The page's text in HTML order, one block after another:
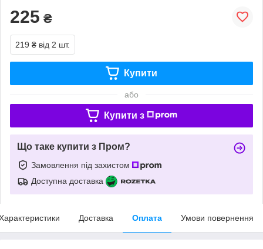
225 ₴
219 ₴ від 2 шт.
Купити
або
Купити з
Що таке купити з Пром?
Замовлення під захистом
Доступна доставка
Доставка Оплата Умови повернення